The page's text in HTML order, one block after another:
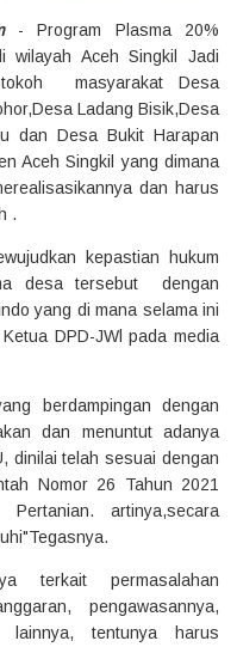
- Program Plasma 20%
wilayah Aceh Singkil Jadi
masyarakat Desa
Ladang Bisik,Desa
dan Desa Bukit Harapan
Aceh Singkil yang dimana
dan harus
.
kepastian hukum
desa tersebut dengan
yang di mana selama ini
DPD-JWl pada media
berdampingan dengan
dan menuntut adanya
dinilai telah sesuai dengan
Nomor 26 Tahun 2021
Pertanian. artinya,secara
terkait permasalahan
pengawasannya,
lainnya, tentunya harus